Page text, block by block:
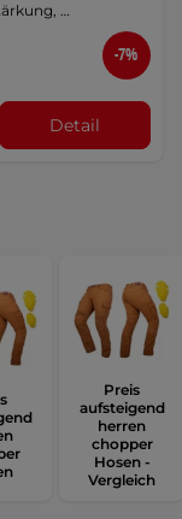
…
-7%
Detail
Preis
aufsteigend
herren
chopper
Hosen -
Vergleich